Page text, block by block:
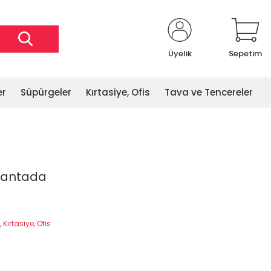
Üyelik Sepetim
Süpürgeler Kırtasiye, Ofis Tava ve Tencereler
Ofis